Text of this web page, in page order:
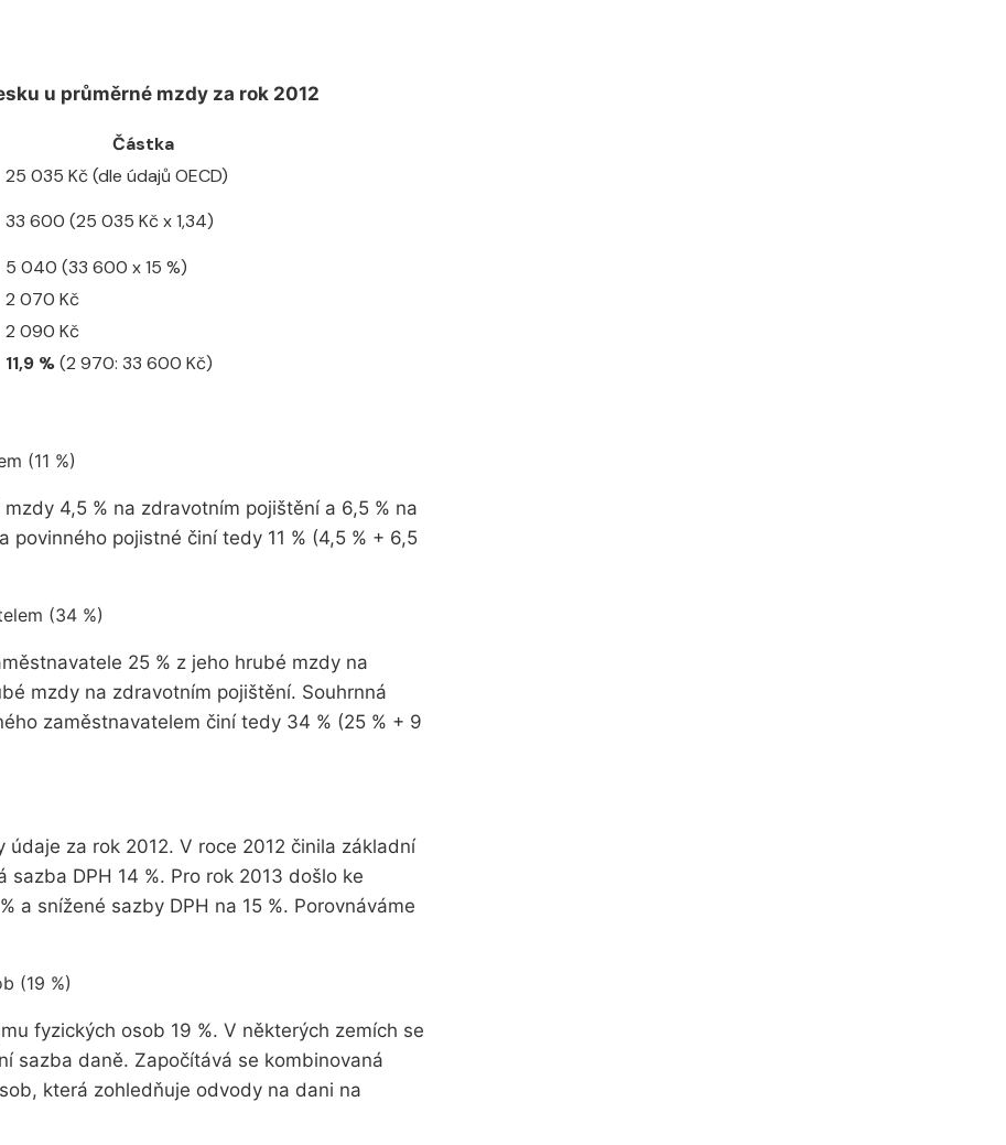
u průměrné mzdy za rok 2012
Částka
25 035 Kč (dle údajů OECD)
33 600 (25 035 Kč x 1,34)
5 040 (33 600 x 15 %)
2 070 Kč
2 090 Kč
11,9 %(2 970: 33 600 Kč)
(11 %)
4,5 % na zdravotním pojištění a 6,5 % na
povinného pojistné činí tedy 11 % (4,5 % + 6,5
(34 %)
25 % z jeho hrubé mzdy na
mzdy na zdravotním pojištění. Souhrnná
zaměstnavatelem činí tedy 34 % (25 % + 9
za rok 2012. V roce 2012 činila základní
sazba DPH 14 %. Pro rok 2013 došlo ke
a snížené sazby DPH na 15 %. Porovnáváme
(19 %)
fyzických osob 19 %. V některých zemích se
sazba daně. Započítává se kombinovaná
která zohledňuje odvody na dani na